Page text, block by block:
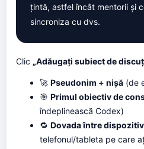
țintă, astfel încât mentorii și
sincroniza cu dvs.
Clic „Adăugați subiect de
🚀 Pseudonim + nișă (de
🎯 Primul obiectiv de
îndeplinească Codex)
🔁 Dovada între
telefonul/tableta pe care